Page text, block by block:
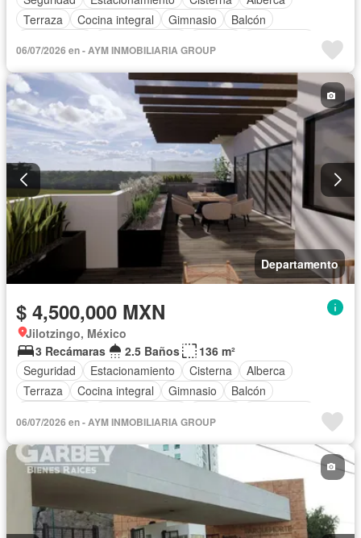
Terraza
Cocina integral Gimnasio
Balcón
Azotea
Agua Cuarto de Limpieza
Televisión por cable
Asador
Zonas verdes
Vista panorámica
Recámara con closet
Caseta de vigilancia
Sin amueblar
06/07/2026 en - AYM INMOBILIARIA GROUP
Departamento
$ 4,500,000 MXN
Jilotzingo, México
3 Recámaras
2.5 Baños
136 m²
Seguridad
Estacionamiento Cisterna
Alberca
Terraza
Cocina integral Gimnasio
Balcón
Azotea
Agua Cuarto de Limpieza
Televisión por cable
Asador
Zonas verdes
Vista panorámica
Recámara con closet
Caseta de vigilancia Sin amueblar
06/07/2026 en - AYM INMOBILIARIA GROUP